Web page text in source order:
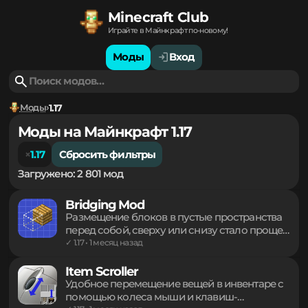
Minecraft Club
Играйте в Майнкрафт по-новому!
Моды Вход
Моды 1.17
Моды на Майнкрафт 1.17
1.17
Сбросить фильтры
Загружено: 2 801 мод
Bridging Mod
Размещение блоков в пустые пространства
перед собой, сверху или снизу стало проще.
строительство мостов в воздухе, копируя
функционал Bedrock Edition. Специальный
прицел точно указывает точку установки
Item Scroller
Удобное перемещение вещей в инвентаре с